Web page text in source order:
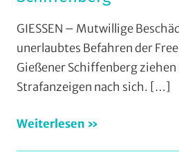
GIESSEN – Mutwillige
unerlaubtes Befahren der
Gießener Schiffenberg
Strafanzeigen nach sich. […]
Weiterlesen